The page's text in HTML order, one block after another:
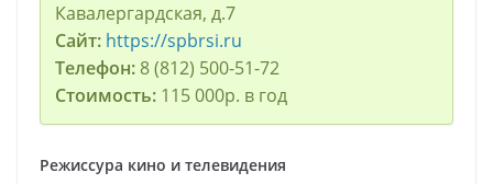
Кавалергардская, д.7
Сайт: https://spbrsi.ru
Телефон:8 (812) 500-51-72
Стоимость:115 000р. в год
Режиссура кино и телевидения